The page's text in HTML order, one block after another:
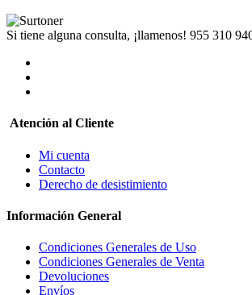
Si tiene alguna consulta, ¡llamenos! 955 310
Atención al Cliente
Mi cuenta
Contacto
Derecho de desistimiento
Información General
Condiciones Generales de Uso
Condiciones Generales de Venta
Devoluciones
Envíos